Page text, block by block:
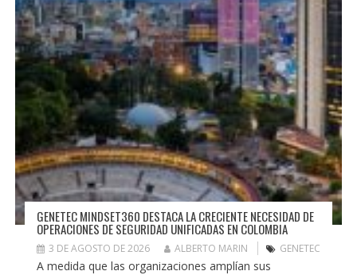
GENETEC MINDSET360 DESTACA LA CRECIENTE NECESIDAD DE
OPERACIONES DE SEGURIDAD UNIFICADAS EN COLOMBIA
3 DE AGOSTO DE 2026 ALBERTO MARIN GENETEC
A medida que las organizaciones amplían sus